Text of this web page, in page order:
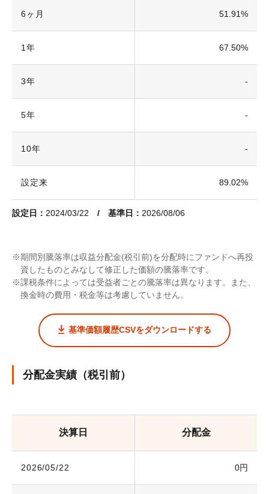
6ヶ月 51.91%
1年 67.50%
3年 -
5年 -
10年 -
設定来 89.02%
設定日： 2024/03/22 / 基準日： 2026/08/06
期間別騰落率は収益分配金(税引前)を分配時にファンドへ再投
資したものとみなして修正した価額の騰落率です。
課税条件によっては受益者ごとの騰落率は異なります。また、
換金時の費用・税金等は考慮していません。
基準価額履歴CSVをダウンロードする
分配金実績（税引前）
決算日 分配金
2026/05/22 0円